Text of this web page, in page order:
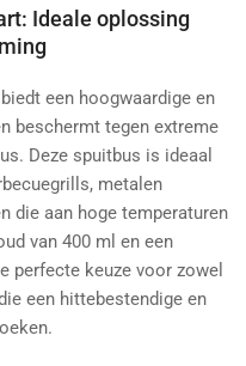
Ideale oplossing
een hoogwaardige en
beschermt tegen extreme
Deze spuitbus is ideaal
metalen
die aan hoge temperaturen
van 400 ml en een
perfecte keuze voor zowel
een hittebestendige en